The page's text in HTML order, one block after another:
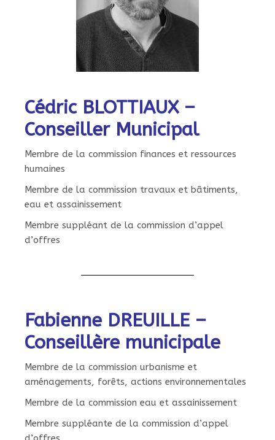
Cédric BLOTTIAUX –
Conseiller Municipal
Membre de la commission finances et ressources
humaines
Membre de la commission travaux et bâtiments,
eau et assainissement
Membre suppléant de la commission d’appel
d’offres
Fabienne DREUILLE –
Conseillère municipale
Membre de la commission urbanisme et
aménagements, forêts, actions environnementales
Membre de la commission eau et assainissement
Membre suppléante de la commission d’appel